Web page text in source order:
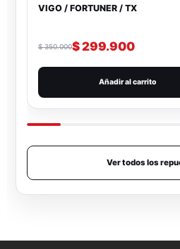
VIGO / FORTUNER / TX
$350.000$299.900
Añadir al carrito
Ver todos los